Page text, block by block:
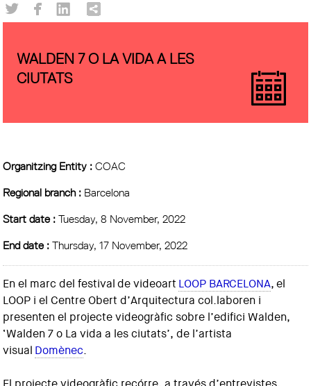
WALDEN 7 O LA VIDA A LES
CIUTATS
Organitzing Entity :COAC
Regional branch : Barcelona
Start date :Tuesday, 8 November, 2022
End date :Thursday, 17 November, 2022
En el marc del festival de videoart LOOP BARCELONA, el
LOOP i el Centre Obert d’Arquitectura col.laboren i
presenten el projecte videogràfic sobre l’edifici Walden,
‘Walden 7 o La vida a les ciutats’, de l’artista
visual Domènec.